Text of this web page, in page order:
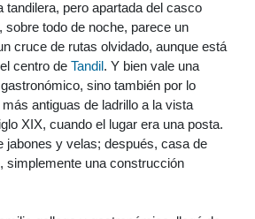
tandilera, pero apartada del casco
sobre todo de noche, parece un
cruce de rutas olvidado, aunque está
centro de Tandil. Y bien vale una
sino también por lo
antiguas de ladrillo a la vista
XIX, cuando el lugar era una posta.
jabones y velas; después, casa de
simplemente una construcción